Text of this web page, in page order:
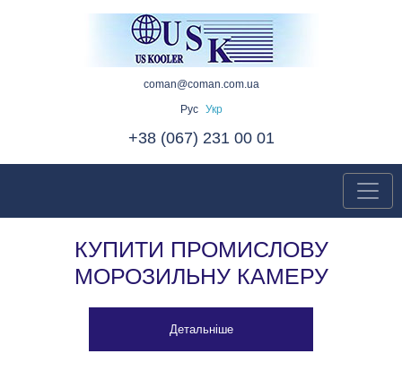
coman@coman.com.ua
Рус
Укр
+38 (067) 231 00 01
КУПИТИ ПРОМИСЛОВУ
МОРОЗИЛЬНУ КАМЕРУ
Детальніше